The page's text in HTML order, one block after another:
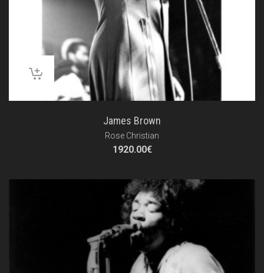
James Brown
Rose Christian
1920.00€